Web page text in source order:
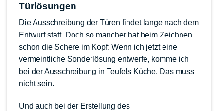
Türlösungen
Die Ausschreibung der Türen findet lange nach dem
Entwurf statt. Doch so mancher hat beim Zeichnen
schon die Schere im Kopf: Wenn ich jetzt eine
vermeintliche Sonderlösung entwerfe, komme ich
bei der Ausschreibung in Teufels Küche. Das muss
nicht sein.
Und auch bei der Erstellung des